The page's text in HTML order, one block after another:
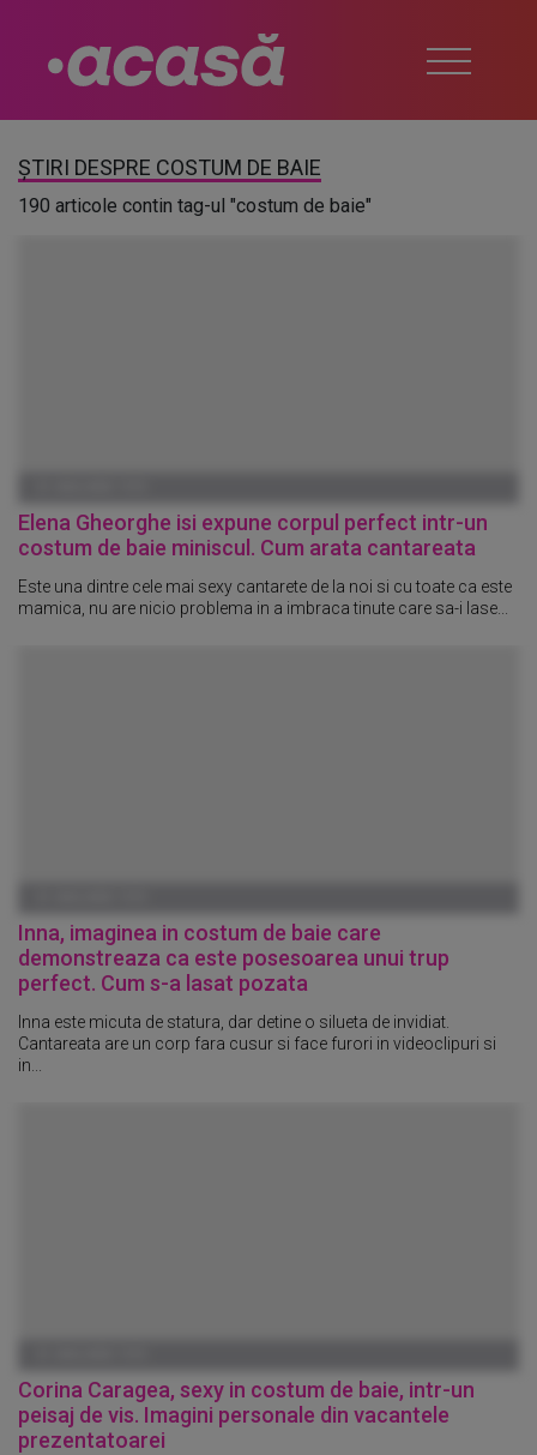
ȘTIRI DESPRE COSTUM DE BAIE
190 articole contin tag-ul "costum de baie"
Elena Gheorghe isi expune corpul perfect intr-un
costum de baie miniscul. Cum arata cantareata
Este una dintre cele mai sexy cantarete de la noi si cu toate ca este
mamica, nu are nicio problema in a imbraca tinute care sa-i lase...
Inna, imaginea in costum de baie care
demonstreaza ca este posesoarea unui trup
perfect. Cum s-a lasat pozata
Inna este micuta de statura, dar detine o silueta de invidiat.
Cantareata are un corp fara cusur si face furori in videoclipuri si
in...
Corina Caragea, sexy in costum de baie, intr-un
peisaj de vis. Imagini personale din vacantele
prezentatoarei